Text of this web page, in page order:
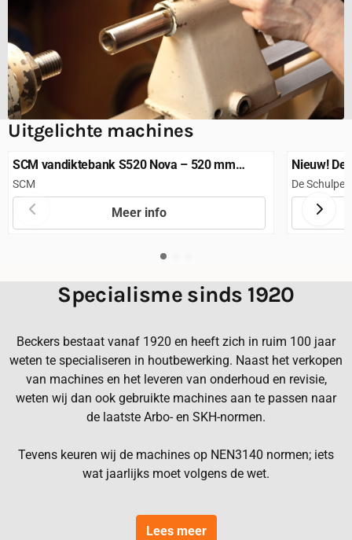
Uitgelichte machines
SCM vandiktebank S520 Nova – 520 mm
werkbreedte – CE
Merk:
SCM
Prijs niet zichtbaar
Meer info
Nieuw! De
Merk:
De
Specialisme sinds 1920
Beckers bestaat vanaf 1920 en heeft zich in ruim 100 jaar
weten te specialiseren in houtbewerking. Naast het verkopen
van machines en het leveren van onderhoud en revisie,
weten wij dan ook gebruikte machines aan te passen naar
de laatste Arbo- en SKH-normen.
Tevens keuren wij de machines op NEN3140 normen; iets
wat jaarlijks moet volgens de wet.
Lees meer